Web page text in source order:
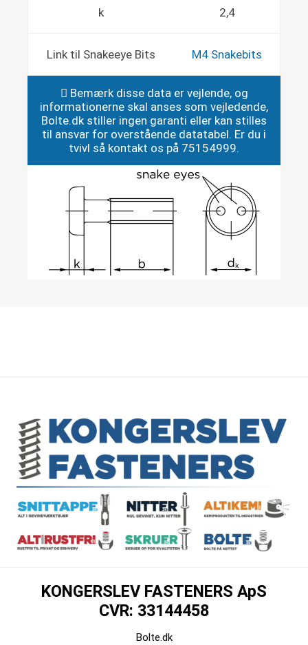
k 2,4
Link til Snakeeye Bits M4 Snakebits
Bemærk disse data er vejlende, og
informationerne skal anses som vejledende,
Bolte.dk stiller ingen garanti eller kan stilles
til ansvar for overstående datatabel. Er du i
tvivl så kontakt os på 75154999.
KONGERSLEV FASTENERS ApS
CVR: 33144458
Bolte.dk